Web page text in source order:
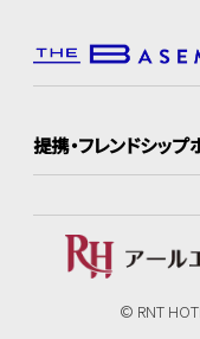
提携・フレンドシップ
© RNT